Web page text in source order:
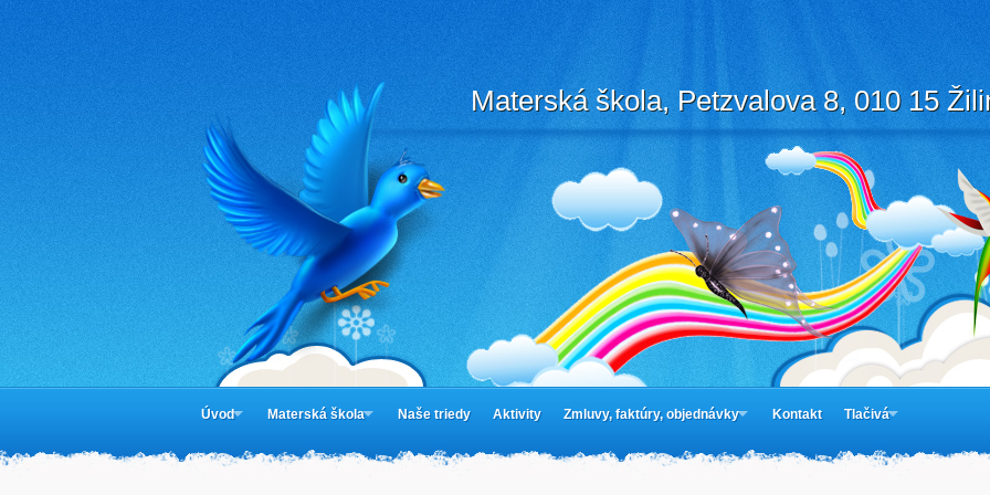
Materská škola, Petzvalova 8, 010 15
Úvod Materská škola Naše triedy Aktivity Zmluvy, faktúry, objednávky Kontakt Tlačivá